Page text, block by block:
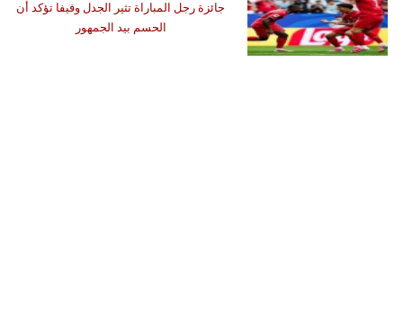
جائزة رجل المباراة تثير الجدل وفيفا تؤكد أن
الحسم بيد الجمهور